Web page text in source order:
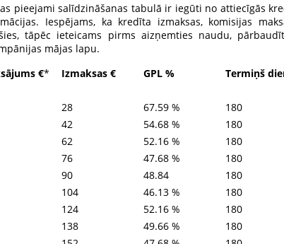
pieejami salīdzināšanas tabulā ir iegūti no attiecīgās
Iespējams, ka kredīta izmaksas, komisijas
tāpēc ieteicams pirms aizņemties naudu,
mājas lapu.
€* Izmaksas € GPL % Termiņš
28 67.59 %
180
42 54.68 %
180
62 52.16 %
180
76 47.68 %
180
90 48.84
180
104 46.13 %
180
124 52.16 %
180
138 49.66 %
180